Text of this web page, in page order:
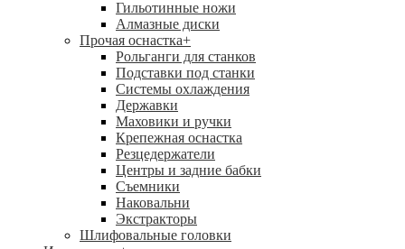
Гильотинные ножи
Алмазные диски
Прочая оснастка+
Рольганги для станков
Подставки под станки
Системы охлаждения
Державки
Маховики и ручки
Крепежная оснастка
Резцедержатели
Центры и задние бабки
Съемники
Наковальни
Экстракторы
Шлифовальные головки